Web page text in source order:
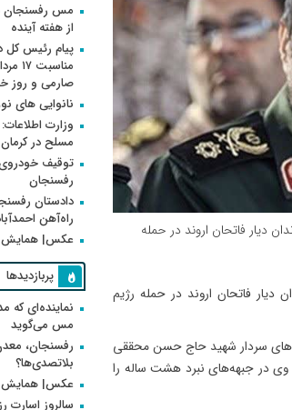
دیار فاتحان اروند در حمله
فاتحان اروند در حمله رژیم
سردار شهید حاج حسن محققی
در جبهه‌های نبرد هشت ساله را
از هفته آینده
پیام رئیس کل
صارمی و روز
نانوایی های
مسلح در
توقیف
رفسنجان
دادستان
راه‌آهن
عکس| همایش
پربازدیدها
نماینده‌ای که
مس می‌گوید
رفسنجان،
بلاتصدی‌ها؟
عکس| همایش
سالروز اسارت